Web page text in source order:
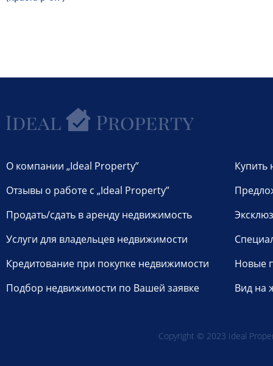
О компании „Ideal Property”
Отзывы о работе с „Ideal Property”
Продать/сдать в аренду недвижимость
Услуги для владельцев недвижимости
Кредитование при покупке недвижимости
Подбор недвижимости по Вашей заявке
Купить
Новые
Вид на
Copyright © 2023 Ideal